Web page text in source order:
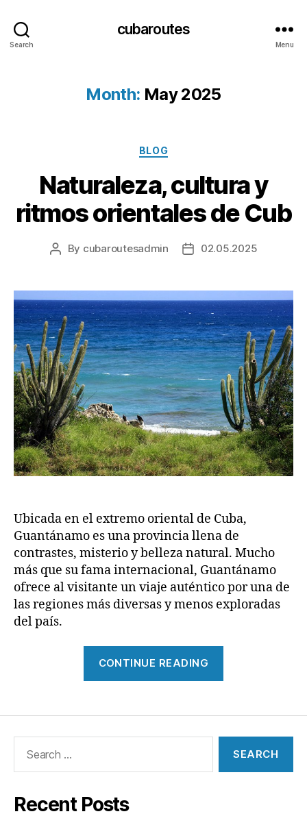
Search
cubaroutes
Menu
Month: May 2025
Categories
BLOG
Naturaleza, cultura y
ritmos orientales de Cub
Post
By cubaroutesadmin
Post02.05.2025
Ubicada en el extremo oriental de Cuba,
Guantánamo es una provincia llena de
contrastes, misterio y belleza natural. Mucho
más que su fama internacional, Guantánamo
ofrece al visitante un viaje auténtico por una de
las regiones más diversas y menos exploradas
del país.
CONTINUE READING
de
Recent Posts